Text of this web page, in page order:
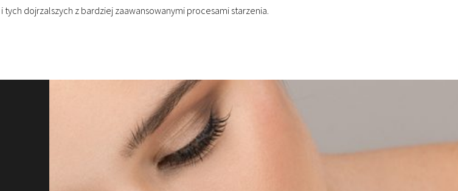
tych dojrzalszych z bardziej zaawansowanymi procesami starzenia.